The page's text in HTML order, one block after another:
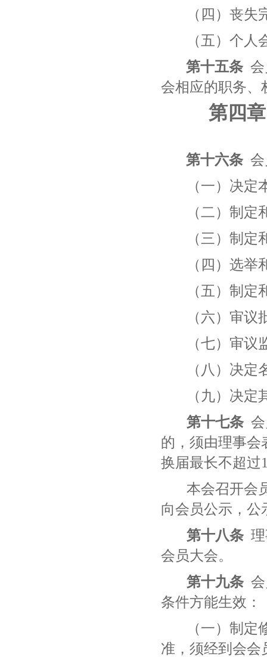
（四）丧
（五）个
第十五条
会相应的职务、
第四章
第十六条
（一）决
（二）制定
（三）制
（四）选
（五）制
（六）审
（七）审
（八）决
（九）决定
第十七条
的，须由理事会
换届最长不超过
本会召开会
向会员公示，公
第十八条
会员大会。
第十九条
条件方能生效：
（一）制
准，须经到会会